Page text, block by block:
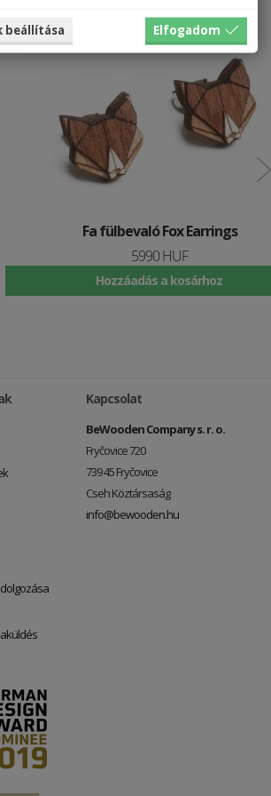
Fa fülbevaló Fox Earrings
Hozzáadás a kosárhoz
Kapcsolat
BeWooden Company s. r. o.
Fryčovice 720
739 45 Fryčovice
Cseh Köztársaság
info@bewooden.hu
beállítása Elfogadom